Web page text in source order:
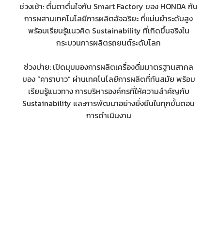
ช่วงเช้า: ตื่นตาตื่นใจกับ Smart Factory ของ HONDA กับ
การผสานเทคโนโลยีการผลิตอัจฉริยะ ที่แม่นยำระดับสูง
พร้อมเรียนรู้แนวคิด Sustainability ที่เกิดขึ้นจริงใน
กระบวนการผลิตรถยนต์ระดับโลก
ช่วงบ่าย: เปิดมุมมองการผลิตเครื่องดื่มมาตรฐานสากล
ของ “คาราบาว” ผ่านเทคโนโลยีการผลิตที่ทันสมัย พร้อม
เรียนรู้แนวทาง การบริหารองค์กรที่ให้ความสำคัญกับ
Sustainability และการพัฒนาอย่างยั่งยืนในทุกขั้นตอน
การดำเนินงาน